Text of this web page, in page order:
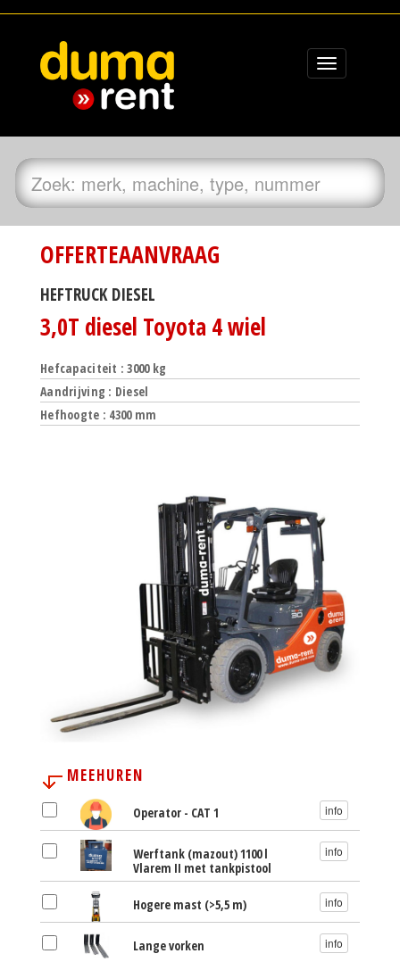
Toggle
navigation
OFFERTEAANVRAAG
HEFTRUCK DIESEL
3,0T diesel Toyota 4 wiel
Hefcapaciteit : 3000 kg
Aandrijving : Diesel
Hefhoogte : 4300 mm
MEEHUREN
Operator - CAT 1 info
Werftank (mazout) 1100 l
Vlarem II met tankpistool
info
Hogere mast (>5,5 m) info
Lange vorken info